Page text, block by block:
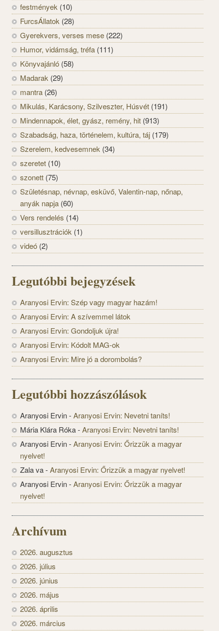
festmények (10)
FurcsÁllatok (28)
Gyerekvers, verses mese (222)
Humor, vidámság, tréfa (111)
Könyvajánló (58)
Madarak (29)
mantra (26)
Mikulás, Karácsony, Szilveszter, Húsvét (191)
Mindennapok, élet, gyász, remény, hit (913)
Szabadság, haza, történelem, kultúra, táj (179)
Szerelem, kedvesemnek (34)
szeretet (10)
szonett (75)
Születésnap, névnap, esküvő, Valentin-nap, nőnap,
anyák napja (60)
Vers rendelés (14)
versillusztrációk (1)
videó (2)
Legutóbbi bejegyzések
Aranyosi Ervin: Szép vagy magyar hazám!
Aranyosi Ervin: A szívemmel látok
Aranyosi Ervin: Gondoljuk újra!
Aranyosi Ervin: Kódolt MAG-ok
Aranyosi Ervin: Mire jó a dorombolás?
Legutóbbi hozzászólások
Aranyosi Ervin-Aranyosi Ervin: Nevetni taníts!
Mária Klára Róka-Aranyosi Ervin: Nevetni taníts!
Aranyosi Ervin-Aranyosi Ervin: Őrizzük a magyar
nyelvet!
Zala va-Aranyosi Ervin: Őrizzük a magyar nyelvet!
Aranyosi Ervin-Aranyosi Ervin: Őrizzük a magyar
nyelvet!
Archívum
2026. augusztus
2026. július
2026. június
2026. május
2026. április
2026. március